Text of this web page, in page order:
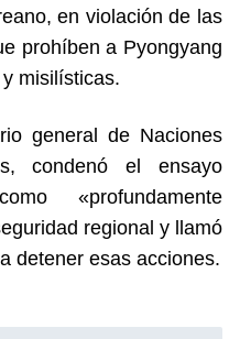
en violación de las
prohíben a Pyongyang
misilísticas.
general de Naciones
condenó el ensayo
«profundamente
regional y llamó
detener esas acciones.